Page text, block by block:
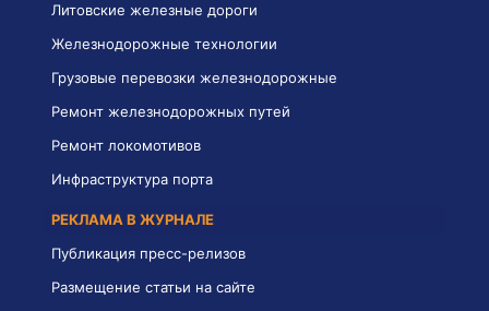
Литовские железные дороги
Железнодорожные технологии
Грузовые перевозки железнодорожные
Ремонт железнодорожных путей
Ремонт локомотивов
Инфраструктура порта
РЕКЛАМА В ЖУРНАЛЕ
Публикация пресс-релизов
Размещение статьи на сайте